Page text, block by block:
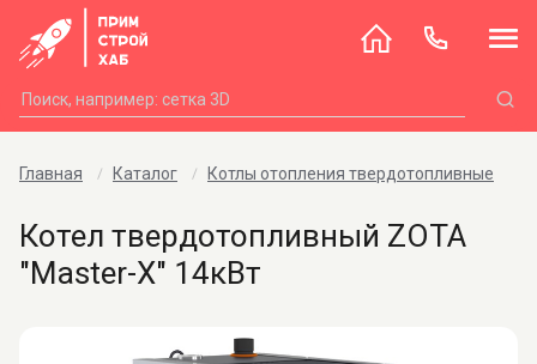
Главная Каталог Котлы отопления твердотопливные
Котел твердотопливный ZOTA
"Master-X" 14кВт